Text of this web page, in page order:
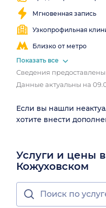
Мгновенная запись
Узкопрофильная
Близко от метро
Показать все
Сведения
Данные актуальны на
Если вы нашли
хотите внести
Услуги и цены
Кожуховском